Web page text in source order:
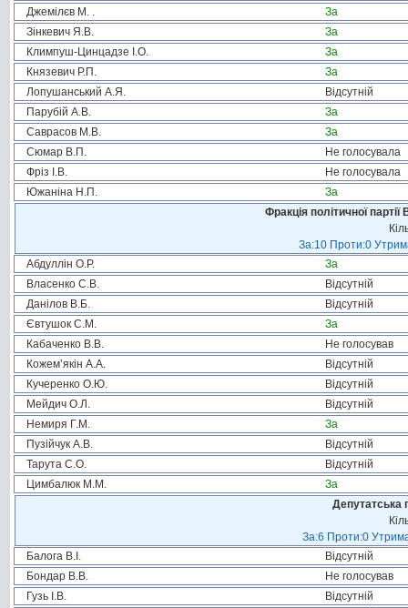
Джемілєв М. .
За
Зінкевич Я.В.
За
Климпуш-Цинцадзе І.О.
За
Князевич Р.П.
За
Лопушанський А.Я.
Відсутній
Парубій А.В.
За
Саврасов М.В.
За
Сюмар В.П.
Не голосувала
Фріз І.В.
Не голосувала
Южаніна Н.П.
За
Фракція політичної
За:10 Проти:0
Абдуллін О.Р.
За
Власенко С.В.
Відсутній
Данілов В.Б.
Відсутній
Євтушок С.М.
За
Кабаченко В.В.
Не голосував
Кожем’якін А.А.
Відсутній
Кучеренко О.Ю.
Відсутній
Мейдич О.Л.
Відсутній
Немиря Г.М.
За
Пузійчук А.В.
Відсутній
Тарута С.О.
Відсутній
Цимбалюк М.М.
За
Депутатська
За:6 Проти:0
Балога В.І.
Відсутній
Бондар В.В.
Не голосував
Гузь І.В.
Відсутній